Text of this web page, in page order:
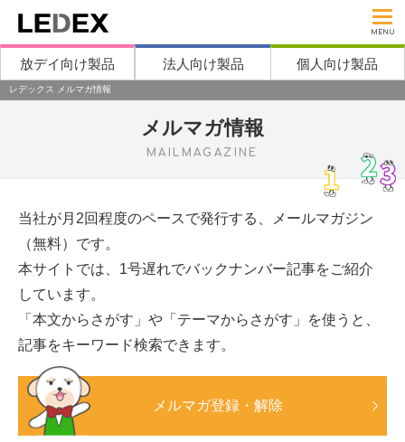
MENU
放デイ向け製品 法人向け製品 個人向け製品
レデックス メルマガ情報
メルマガ情報
MAILMAGAZINE
当社が月2回程度のペースで発行する、メールマガジン
（無料）です。
本サイトでは、1号遅れでバックナンバー記事をご紹介
しています。
「本文からさがす」や「テーマからさがす」を使うと、
記事をキーワード検索できます。
メルマガ登録・解除